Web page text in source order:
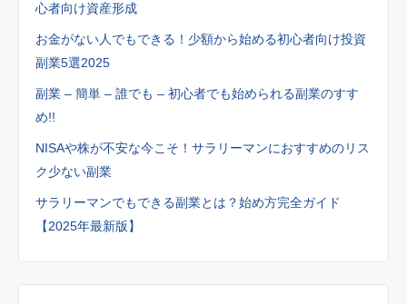
心者向け資産形成
お金がない人でもできる！少額から始める初心者向け投資
副業5選2025
副業 – 簡単 – 誰でも – 初心者でも始められる副業のすす
め!!
NISAや株が不安な今こそ！サラリーマンにおすすめのリス
ク少ない副業
サラリーマンでもできる副業とは？始め方完全ガイド
【2025年最新版】